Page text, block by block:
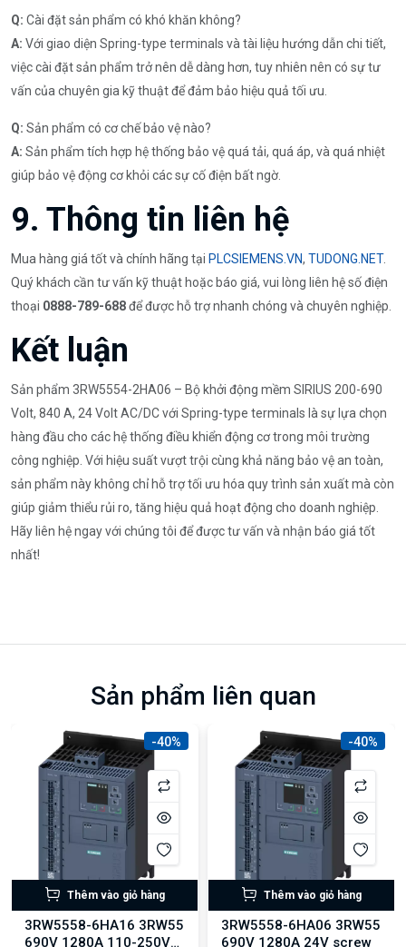
Q: Cài đặt sản phẩm có khó khăn không?
A: Với giao diện Spring-type terminals và tài liệu hướng dẫn chi tiết,
việc cài đặt sản phẩm trở nên dễ dàng hơn, tuy nhiên nên có sự tư
vấn của chuyên gia kỹ thuật để đảm bảo hiệu quả tối ưu.
Q: Sản phẩm có cơ chế bảo vệ nào?
A: Sản phẩm tích hợp hệ thống bảo vệ quá tải, quá áp, và quá nhiệt
giúp bảo vệ động cơ khỏi các sự cố điện bất ngờ.
9. Thông tin liên hệ
Mua hàng giá tốt và chính hãng tại PLCSIEMENS.VN, TUDONG.NET.
Quý khách cần tư vấn kỹ thuật hoặc báo giá, vui lòng liên hệ số điện
thoại 0888-789-688để được hỗ trợ nhanh chóng và chuyên nghiệp.
Kết luận
Sản phẩm 3RW5554-2HA06 – Bộ khởi động mềm SIRIUS 200-690
Volt, 840 A, 24 Volt AC/DC với Spring-type terminals là sự lựa chọn
hàng đầu cho các hệ thống điều khiển động cơ trong môi trường
công nghiệp. Với hiệu suất vượt trội cùng khả năng bảo vệ an toàn,
sản phẩm này không chỉ hỗ trợ tối ưu hóa quy trình sản xuất mà còn
giúp giảm thiểu rủi ro, tăng hiệu quả hoạt động cho doanh nghiệp.
Hãy liên hệ ngay với chúng tôi để được tư vấn và nhận báo giá tốt
nhất!
Sản phẩm liên quan
-40%
Thêm vào giỏ hàng
3RW5558-6HA16 3RW55
690V 1280A 110-250V
-40%
Thêm vào giỏ hàng
3RW5558-6HA06 3RW55
690V 1280A 24V screw